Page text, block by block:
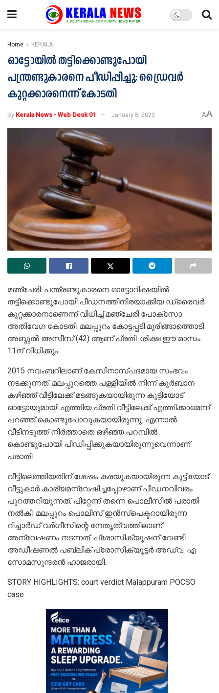
Home KERALA
ഓട്ടോയില്‍ തട്ടിക്കൊണ്ടുപോയി
പന്ത്രണ്ടുകാരനെ പീഡിപ്പിച്ചു; ഡ്രൈവര്‍
കുറ്റക്കാരനെന്ന് കോടതി
by Kerala News - Web Desk 01 January 8, 2023 AA
മഞ്ചേരി: പന്ത്രണ്ടുകാരനെ ഓട്ടോറിക്ഷയില്‍
തട്ടിക്കൊണ്ടുപോയി പീഡനത്തിനിരയാക്കിയ ഡ്രൈവര്‍
കുറ്റക്കാരനാണെന്ന് വിധിച്ച് മഞ്ചേരി പോക്‌സോ
അതിവേഗ കോടതി. മലപ്പുറം കോട്ടപ്പടി മുരിങ്ങാത്തൊടി
അബ്ദുല്‍ അസീസ് (42) ആണ് പ്രതി. ശിക്ഷ ഈ മാസം
11ന് വിധിക്കും.
2015 നവംബറിലാണ് കേസിനാസ്പദമായ സംഭവം
നടക്കുന്നത്. മലപ്പുറത്തെ പള്ളിയില്‍ നിന്ന് കുര്‍ബാന
കഴിഞ്ഞ് വീട്ടിലേക്ക് മടങ്ങുകയായിരുന്ന കുട്ടിയോട്
ഓട്ടോയുമായി എത്തിയ പ്രതി വീട്ടിലേക്ക് എത്തിക്കാമെന്ന്
പറഞ്ഞ് കൊണ്ടുപോവുകയായിരുന്നു. എന്നാല്‍
വീടിനടുത്ത് നിര്‍ത്താതെ ഒഴിഞ്ഞ പറമ്പില്‍
കൊണ്ടുപോയി പീഡിപ്പിക്കുകയായിരുന്നുവെന്നാണ്
പരാതി.
വീട്ടിലെത്തിയതിന് ശേഷം കരയുകയായിരുന്ന കുട്ടിയോട്
വീട്ടുകാര്‍ കാര്യമന്വേഷിച്ചപ്പോഴാണ് പീഡനവിവരം
പുറത്തറിയുന്നത്. പിറ്റേന്ന് തന്നെ പൊലീസില്‍ പരാതി
നല്‍കി. മലപ്പുറം പൊലീസ് ഇന്‍സ്‌പെക്ടറായിരുന്ന
റിച്ചാര്‍ഡ് വര്‍ഗീസിന്റെ നേതൃത്വത്തിലാണ്
അന്വേഷണം നടന്നത്. പ്രോസിക്യൂഷന് വേണ്ടി
അഡീഷണല്‍ പബ്ലിക് പ്രോസിക്യൂട്ടര്‍ അഡ്വ. എ
സോമസുന്ദരന്‍ ഹാജരായി.
STORY HIGHLIGHTS: court verdict Malappuram POCSO
case